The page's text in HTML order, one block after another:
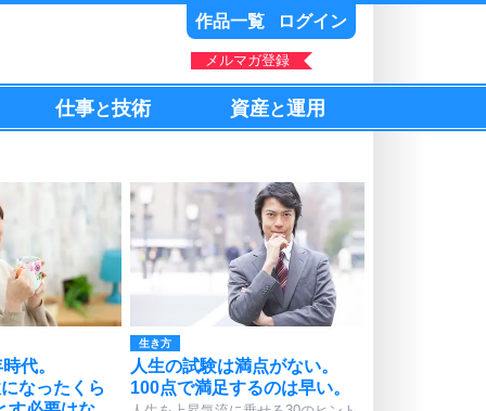
作品一覧 ログイン
メルマガ登録
仕事と技術 資産と運用
代。
なったくら
生き方
人生の試験は満点がない。
100点で満足するのは早い。